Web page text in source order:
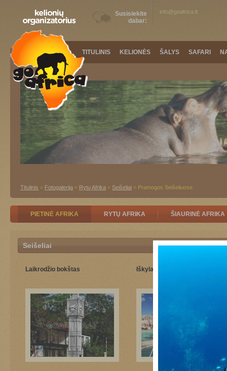
Susisiekite
dabar:
info@goafrica.lt
TITULINIS KELIONĖS ŠALYS SAFARI
Titulinis » Fotogalerija » Rytų Afrika » Seišeliai » Pramogos Seišeliuose
PIETINĖ AFRIKA RYTŲ AFRIKA ŠIAURINĖ AFRIKA
Seišeliai
Laikrodžio bokštas Iškyla laivu